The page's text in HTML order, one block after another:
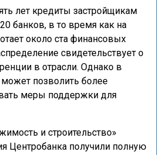
лет кредиты застройщикам
банков, в то время как на
около ста финансовых
свидетельствует о
в отрасли. Однако в
может позволить более
меры поддержки для
и строительство»
Центробанка получили полную